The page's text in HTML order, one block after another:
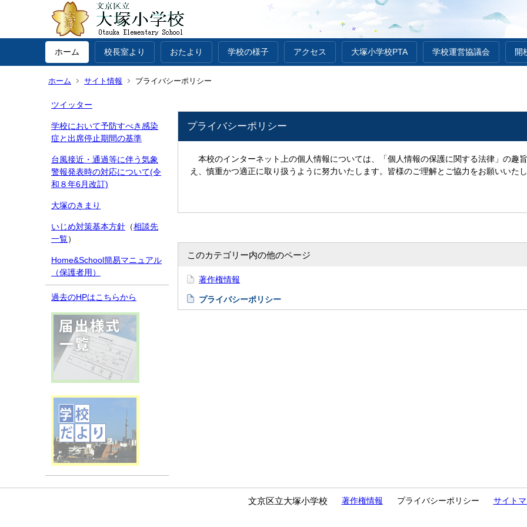
ホーム 校長室より おたより 学校の様子 アクセス 大塚小学校PTA 学校運営協議会 開
ホーム サイト情報 プライバシーポリシー
ツイッター
学校において予防すべき感染
症と出席停止期間の基準
台風接近・通過等に伴う気象
警報発表時の対応について(令
和８年6月改訂)
大塚のきまり
いじめ対策基本方針 （相談先
一覧）
Home&School簡易マニュアル
（保護者用）
過去のHPはこちらから
プライバシーポリシー
本校のインターネット上の個人情報については、「個人情報の保護に関する法律」の
え、慎重かつ適正に取り扱うように努力いたします。 皆様のご理解とご協力をお願いいた
このカテゴリー内の他のページ
著作権情報
プライバシーポリシー
文京区立大塚小学校 著作権情報 プライバシーポリシー サイト